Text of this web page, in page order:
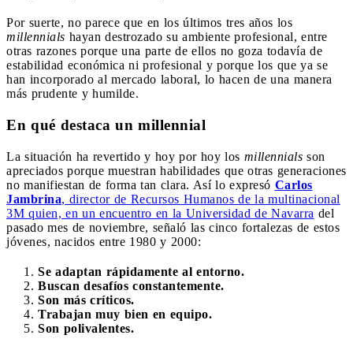
Por suerte, no parece que en los últimos tres años los
millennials hayan destrozado su ambiente profesional, entre
otras razones porque una parte de ellos no goza todavía de
estabilidad económica ni profesional y porque los que ya se
han incorporado al mercado laboral, lo hacen de una manera
más prudente y humilde.
En qué destaca un millennial
La situación ha revertido y hoy por hoy los millennials son
apreciados porque muestran habilidades que otras generaciones
no manifiestan de forma tan clara. Así lo expresó Carlos
Jambrina, director de Recursos Humanos de la multinacional
3M quien, en un encuentro en la Universidad de Navarra del
pasado mes de noviembre, señaló las cinco fortalezas de estos
jóvenes, nacidos entre 1980 y 2000:
Se adaptan rápidamente al entorno.
Buscan desafíos constantemente.
Son más críticos.
Trabajan muy bien en equipo.
Son polivalentes.